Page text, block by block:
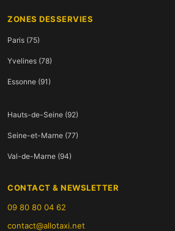
ZONES DESSERVIES
Paris (75)
Yvelines (78)
Essonne (91)
Hauts-de-Seine (92)
Seine-et-Marne (77)
Val-de-Marne (94)
CONTACT & NEWSLETTER
09 80 80 04 62
contact@allotaxi.net